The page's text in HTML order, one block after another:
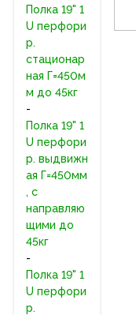
Полка 19" 1
U перфори
р.
стационар
ная Г=450м
м до 45кг
-
Полка 19" 1
U перфори
р. выдвижн
ая Г=450мм
, с
направляю
щими до
45кг
-
Полка 19" 1
U перфори
р.